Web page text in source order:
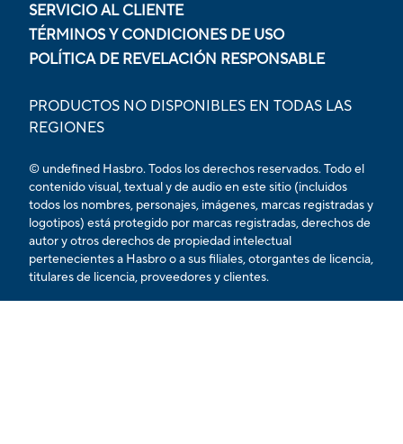
SERVICIO AL CLIENTE
TÉRMINOS Y CONDICIONES DE USO
POLÍTICA DE REVELACIÓN RESPONSABLE
PRODUCTOS NO DISPONIBLES EN TODAS LAS
REGIONES
© undefined Hasbro. Todos los derechos reservados. Todo el
contenido visual, textual y de audio en este sitio (incluidos
todos los nombres, personajes, imágenes, marcas registradas y
logotipos) está protegido por marcas registradas, derechos de
autor y otros derechos de propiedad intelectual
pertenecientes a Hasbro o a sus filiales, otorgantes de licencia,
titulares de licencia, proveedores y clientes.